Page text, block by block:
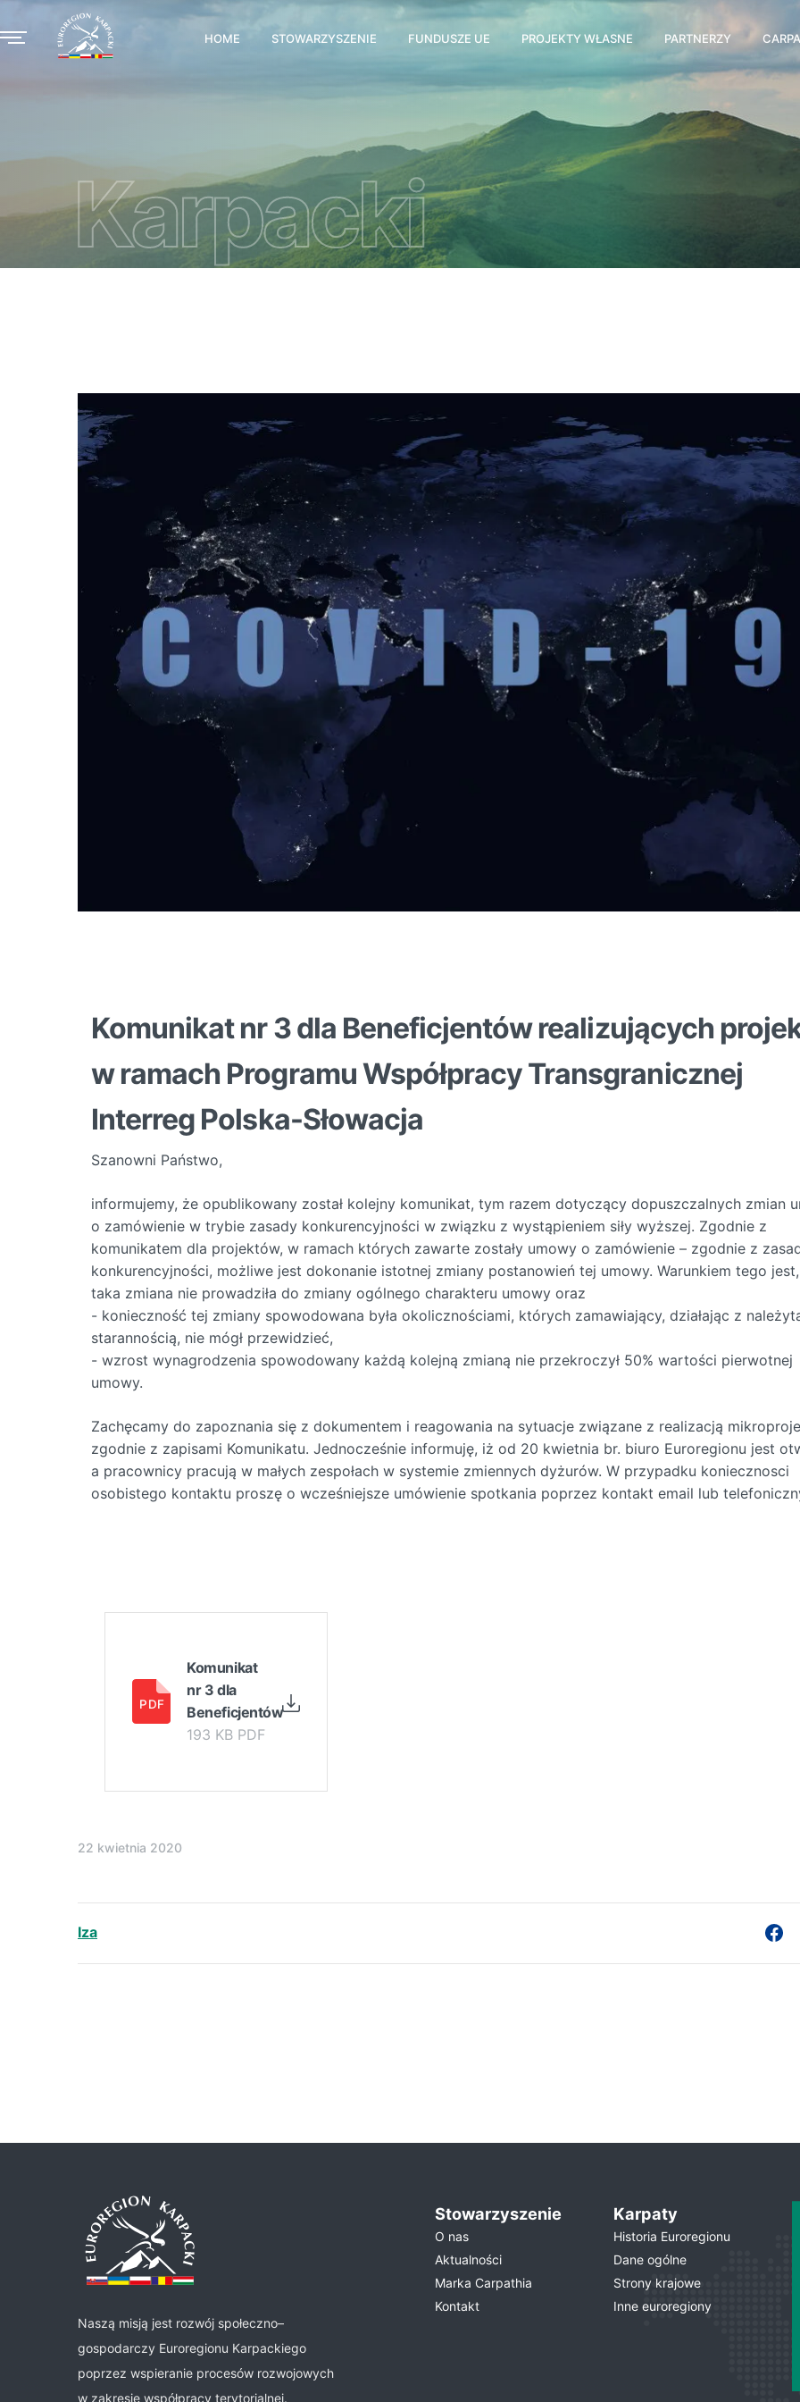
HOME STOWARZYSZENIE FUNDUSZE UE PROJEKTY WŁASNE PARTNERZY
Karpacki
Komunikat nr 3 dla Beneficjentów realizujących
w ramach Programu Współpracy Transgranicznej
Interreg Polska-Słowacja
Szanowni Państwo,
informujemy, że opublikowany został kolejny komunikat, tym razem dotyczący dopuszczalnych zmian
o zamówienie w trybie zasady konkurencyjności w związku z wystąpieniem siły wyższej. Zgodnie z
komunikatem dla projektów, w ramach których zawarte zostały umowy o zamówienie – zgodnie z
konkurencyjności, możliwe jest dokonanie istotnej zmiany postanowień tej umowy. Warunkiem tego
taka zmiana nie prowadziła do zmiany ogólnego charakteru umowy oraz
- konieczność tej zmiany spowodowana była okolicznościami, których zamawiający, działając z
starannością, nie mógł przewidzieć,
- wzrost wynagrodzenia spowodowany każdą kolejną zmianą nie przekroczył 50% wartości pierwotnej
umowy.
Zachęcamy do zapoznania się z dokumentem i reagowania na sytuacje związane z realizacją
zgodnie z zapisami Komunikatu. Jednocześnie informuję, iż od 20 kwietnia br. biuro Euroregionu jest
a pracownicy pracują w małych zespołach w systemie zmiennych dyżurów. W przypadku koniecznosci
osobistego kontaktu proszę o wcześniejsze umówienie spotkania poprzez kontakt email lub
Komunikat
nr 3 dla
Beneficjentów
193 KB PDF
22 kwietnia 2020
Iza
Naszą misją jest rozwój społeczno–
gospodarczy Euroregionu Karpackiego
poprzez wspieranie procesów rozwojowych
w zakresie współpracy terytorialnej.
Stowarzyszenie
O nas
Aktualności
Marka Carpathia
Kontakt
Karpaty
Historia Euroregionu
Dane ogólne
Strony krajowe
Inne euroregiony